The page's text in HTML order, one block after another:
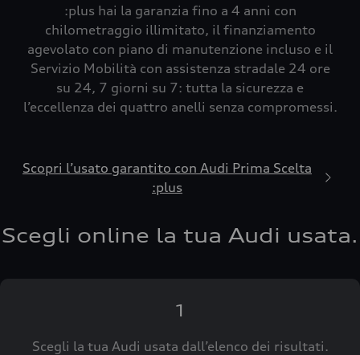
:plus hai la garanzia fino a 4 anni con
chilometraggio illimitato, il finanziamento
agevolato con piano di manutenzione incluso e il
Servizio Mobilità con assistenza stradale 24 ore
su 24, 7 giorni su 7: tutta la sicurezza e
l’eccellenza dei quattro anelli senza compromessi.
Scopri l’usato garantito con Audi Prima Scelta
:plus
Scegli online la tua Audi usata.
1
Scegli la tua Audi usata dall’elenco dei risultati.